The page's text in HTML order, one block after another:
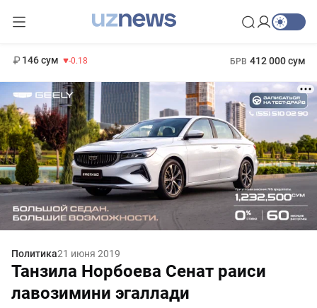
146 сум -0.18 БРВ 412 000 сум
Политика21 июня 2019
Танзила Норбоева Сенат раиси
лавозимини эгаллади